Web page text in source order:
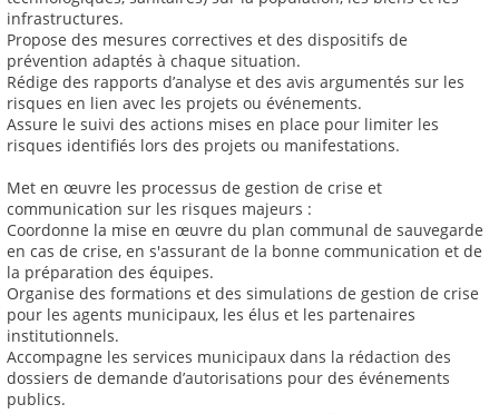
infrastructures.
Propose des mesures correctives et des dispositifs de
prévention adaptés à chaque situation.
Rédige des rapports d’analyse et des avis argumentés sur les
risques en lien avec les projets ou événements.
Assure le suivi des actions mises en place pour limiter les
risques identifiés lors des projets ou manifestations.
Met en œuvre les processus de gestion de crise et
communication sur les risques majeurs :
Coordonne la mise en œuvre du plan communal de sauvegarde
en cas de crise, en s'assurant de la bonne communication et de
la préparation des équipes.
Organise des formations et des simulations de gestion de crise
pour les agents municipaux, les élus et les partenaires
institutionnels.
Accompagne les services municipaux dans la rédaction des
dossiers de demande d’autorisations pour des événements
publics.